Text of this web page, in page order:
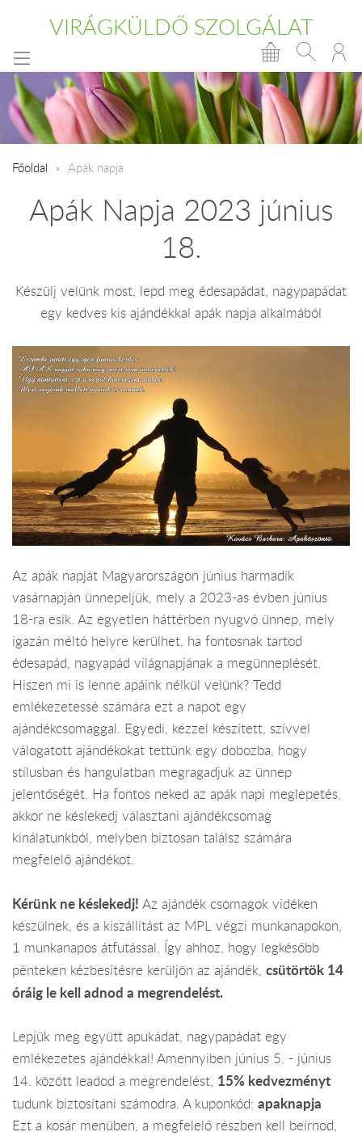
VIRÁGKÜLDŐ SZOLGÁLAT
Főoldal Apák napja
Apák Napja 2023 június
18.
Készülj velünk most, lepd meg édesapádat, nagypapádat
egy kedves kis ajándékkal apák napja alkalmából
Az apák napját Magyarországon június harmadik
vasárnapján ünnepeljük, mely a 2023-as évben június
18-ra esik. Az egyetlen háttérben nyugvó ünnep, mely
igazán méltó helyre kerülhet, ha fontosnak tartod
édesapád, nagyapád világnapjának a megünneplését.
Hiszen mi is lenne apáink nélkül velünk? Tedd
emlékezetessé számára ezt a napot egy
ajándékcsomaggal. Egyedi, kézzel készített, szívvel
válogatott ajándékokat tettünk egy dobozba, hogy
stílusban és hangulatban megragadjuk az ünnep
jelentőségét. Ha fontos neked az apák napi meglepetés,
akkor ne késlekedj választani ajándékcsomag
kínálatunkból, melyben biztosan találsz számára
megfelelő ajándékot.
Kérünk ne késlekedj! Az ajándék csomagok vidéken
készülnek, és a kiszállítást az MPL végzi munkanapokon,
1 munkanapos átfutással. Így ahhoz, hogy legkésőbb
pénteken kézbesítésre kerüljön az ajándék, csütörtök 14
óráig le kell adnod a megrendelést.
Lepjük meg együtt apukádat, nagypapádat egy
emlékezetes ajándékkal! Amennyiben június 5. - június
14. között leadod a megrendelést, 15% kedvezményt
tudunk biztosítani számodra. A kuponkód: apaknapja
Ezt a kosár menüben, a megfelelő részben kell beírnod,